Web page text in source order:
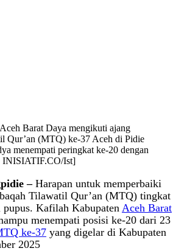
Barat Daya mengikuti ajang
Qur’an (MTQ) ke-37 Aceh di Pidie
menempati peringkat ke-20 dengan
INISIATIF.CO/Ist]
–Harapan untuk memperbaiki
Tilawatil Qur’an (MTQ) tingkat
Kafilah Kabupaten Aceh Barat
menempati posisi ke-20 dari 23
ke-37 yang digelar di Kabupaten
2025